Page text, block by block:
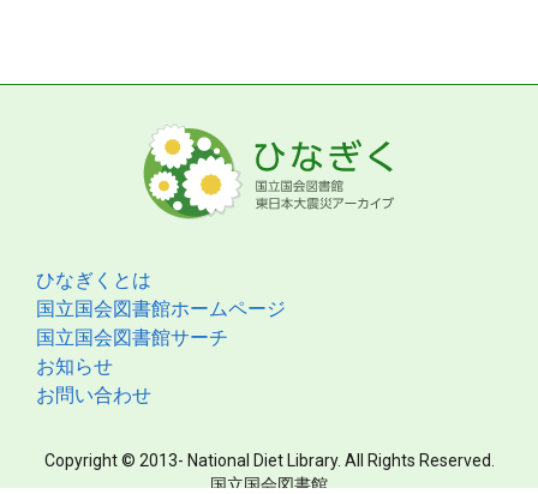
ひなぎくとは
国立国会図書館ホームページ
国立国会図書館サーチ
お知らせ
お問い合わせ
Copyright © 2013- National Diet Library. All Rights Reserved.